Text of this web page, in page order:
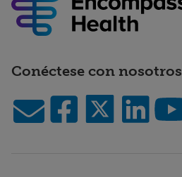
Conéctese con nosotros